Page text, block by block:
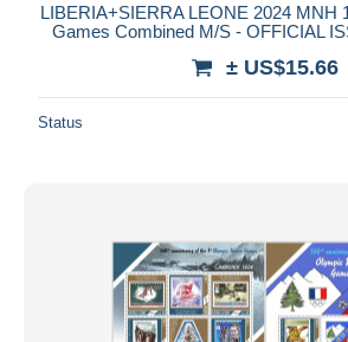
LIBERIA+SIERRA LEONE 2024 MNH
Games Combined M/S - OFFICIAL
± US$15.66
Status